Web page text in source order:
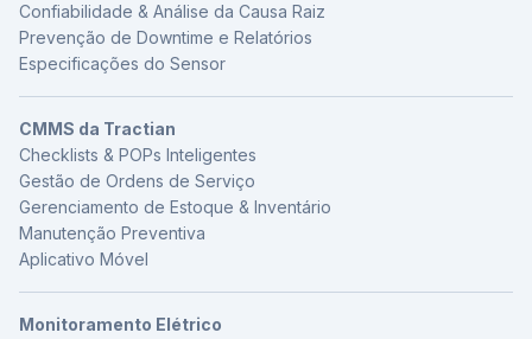
Confiabilidade & Análise da Causa Raiz
Prevenção de Downtime e Relatórios
Especificações do Sensor
CMMS da Tractian
Checklists & POPs Inteligentes
Gestão de Ordens de Serviço
Gerenciamento de Estoque & Inventário
Manutenção Preventiva
Aplicativo Móvel
Monitoramento Elétrico